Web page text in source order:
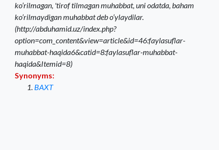
ko’rilmagan, 'tirof tilmagan muhabbat, uni odatda, baham
ko’rilmaydigan muhabbat deb o’ylaydilar.
(http://abduhamid.uz/index.php?
option=com_content&view=article&id=46:faylasuflar-
muhabbat-haqida6&catid=8:faylasuflar-muhabbat-
haqida&Itemid=8)
Synonyms:
BAXT